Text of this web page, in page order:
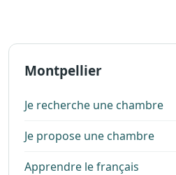
Montpellier
Je recherche une chambre
Je propose une chambre
Apprendre le français